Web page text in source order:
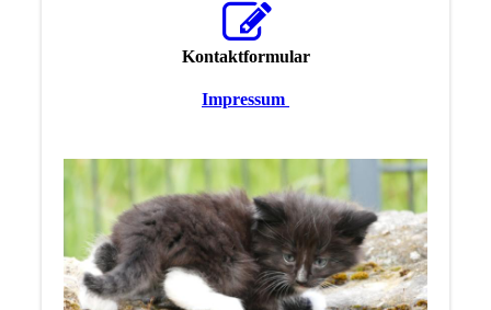
Kontaktformular
Impressum